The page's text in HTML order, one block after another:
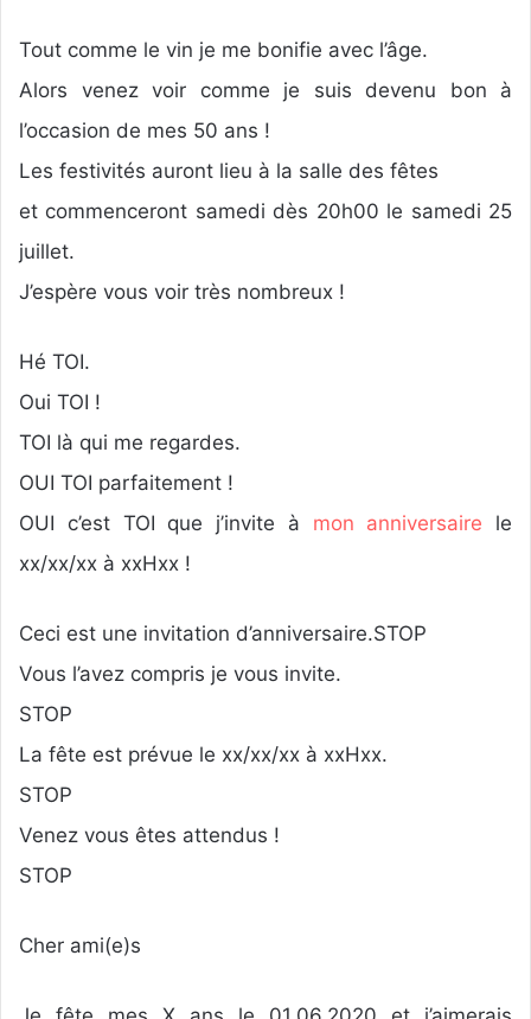
Tout comme le vin je me bonifie avec l’âge.
Alors venez voir comme je suis devenu bon à
l’occasion de mes 50 ans !
Les festivités auront lieu à la salle des fêtes
et commenceront samedi dès 20h00 le samedi 25
juillet.
J’espère vous voir très nombreux !
Hé TOI.
Oui TOI !
TOI là qui me regardes.
OUI TOI parfaitement !
OUI c’est TOI que j’invite à mon anniversaire le
xx/xx/xx à xxHxx !
Ceci est une invitation d’anniversaire.STOP
Vous l’avez compris je vous invite.
STOP
La fête est prévue le xx/xx/xx à xxHxx.
STOP
Venez vous êtes attendus !
STOP
Cher ami(e)s